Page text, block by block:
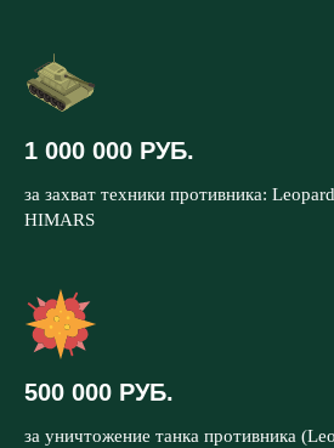
1 000 000 РУБ.
за захват техники противника:
HIMARS
500 000 РУБ.
за уничтожение танка противника